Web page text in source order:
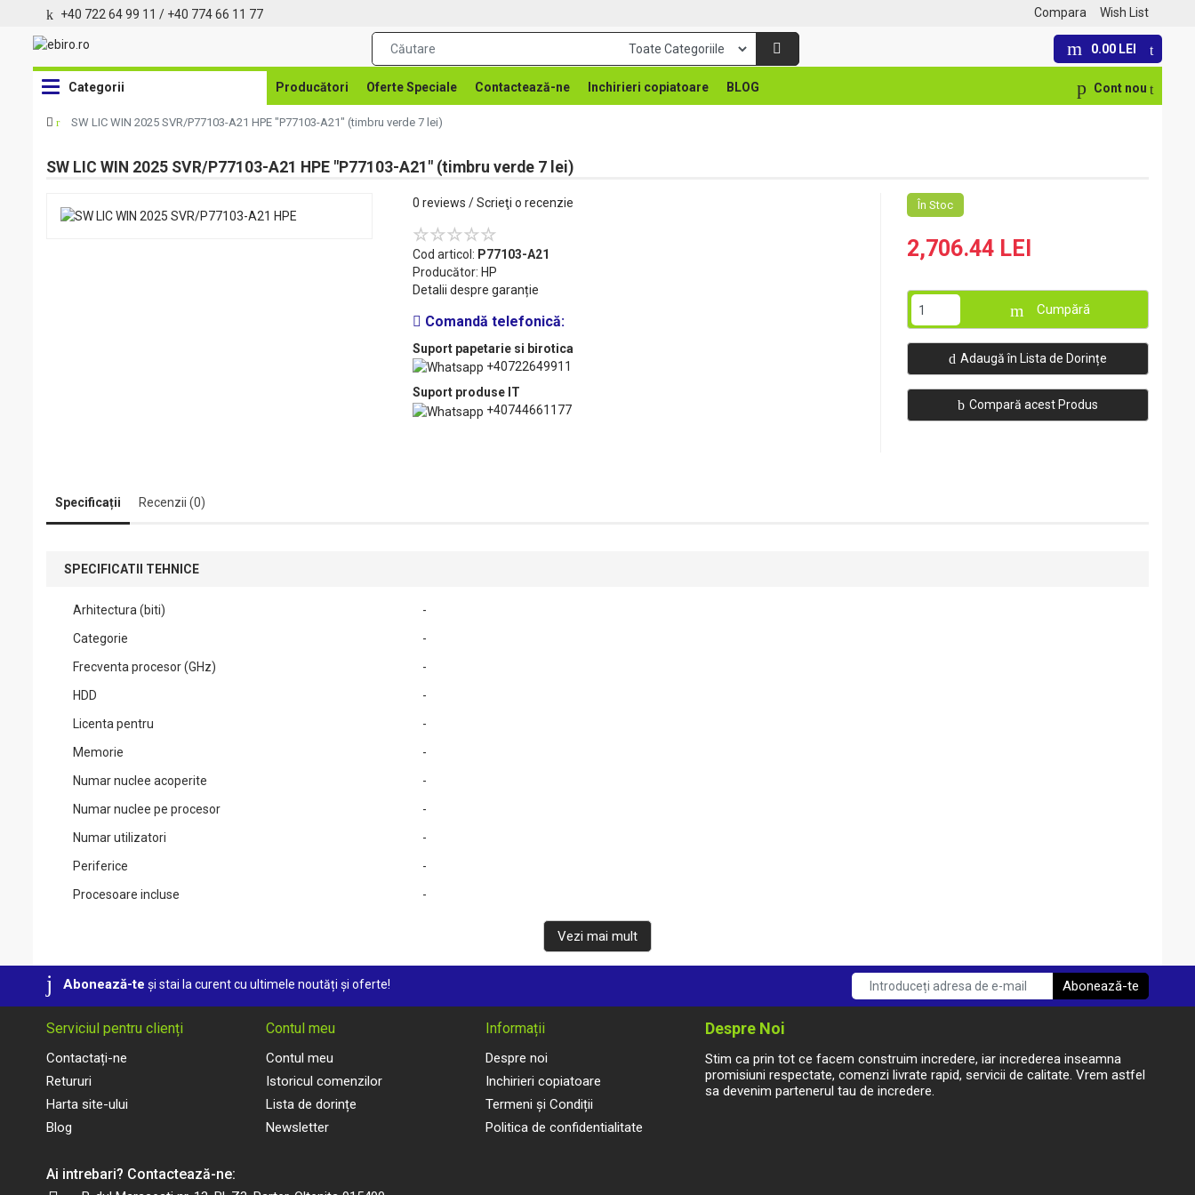
+40 722 64 99 11 / +40 774 66 11 77 Wish List
Compara
0.00 LEI
Categorii Producători Oferte Speciale Contactează-ne Inchirieri copiatoare BLOG Cont nou
SW LIC WIN 2025 SVR/P77103-A21 HPE "P77103-A21" (timbru verde 7 lei)
SW LIC WIN 2025 SVR/P77103-A21 HPE "P77103-A21" (timbru verde 7 lei)
0 reviews /Scrieţi o recenzie
Cod articol: P77103-A21
Producător: HP
Detalii despre garanție
Comandă telefonică:
Suport papetarie si birotica
+40722649911
Suport produse IT
+40744661177
În Stoc
2,706.44 LEI
Cumpără
Adaugă în Lista de Dorințe
Compară acest Produs
Specificații Recenzii (0)
SPECIFICATII TEHNICE
Arhitectura (biti)
-
Categorie
-
Frecventa procesor (GHz)
-
HDD
-
Licenta pentru
-
Memorie
-
Numar nuclee acoperite
-
Numar nuclee pe procesor
-
Numar utilizatori
-
Periferice
-
Procesoare incluse
-
SSD
Tip carcasa
-
Tip Licenta
Tip memorie
Versiune
Vezi mai mult
Abonează-te și stai la curent cu ultimele noutăți și oferte! Abonează-te
Serviciul pentru clienți
Contactați-ne
Retururi
Harta site-ului
Blog
Contul meu
Contul meu
Istoricul comenzilor
Lista de dorințe
Newsletter
Informații
Despre noi
Inchirieri copiatoare
Termeni și Condiții
Politica de confidentialitate
Despre Noi
Stim ca prin tot ce facem construim incredere, iar increderea inseamna
promisiuni respectate, comenzi livrate rapid, servicii de calitate. Vrem astfel
sa devenim partenerul tau de incredere.
Ai intrebari? Contactează-ne: